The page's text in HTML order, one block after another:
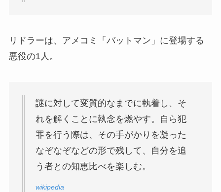
リドラーは、アメコミ「バットマン」に登場する
悪役の1人。
謎に対して変質的なまでに執着し、そ
れを解くことに執念を燃やす。自ら犯
罪を行う際は、その手がかりを凝った
なぞなぞなどの形で残して、自分を追
う者との知恵比べを楽しむ。
wikipedia